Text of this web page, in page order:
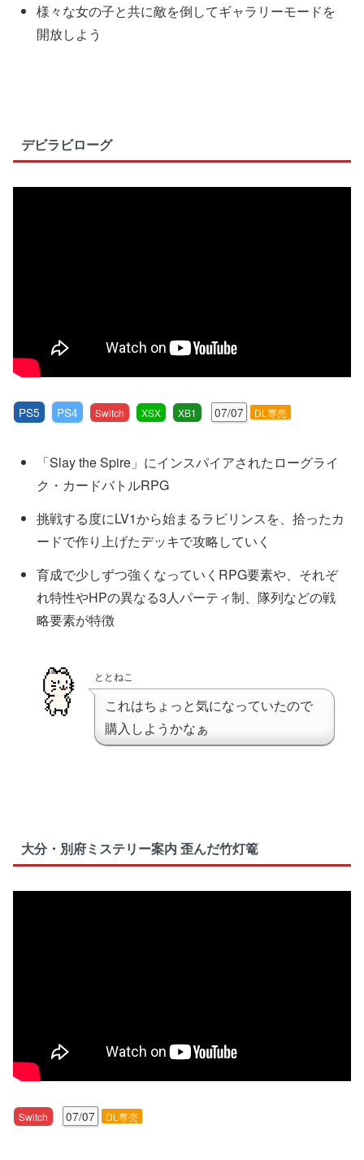
様々な女の子と共に敵を倒してギャラリーモードを
開放しよう
デビラビローグ
PS5 PS4 Switch XSX XB1 07/07 DL専売
「Slay the Spire」にインスパイアされたローグライ
ク・カードバトルRPG
挑戦する度にLV1から始まるラビリンスを、拾ったカ
ードで作り上げたデッキで攻略していく
育成で少しずつ強くなっていくRPG要素や、それぞ
れ特性やHPの異なる3人パーティ制、隊列などの戦
略要素が特徴
ととねこ
これはちょっと気になっていたので
購入しようかなぁ
大分・別府ミステリー案内 歪んだ竹灯篭
Switch 07/07 DL専売